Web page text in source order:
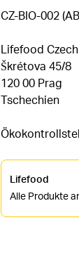
CZ-BIO-002
Lifefood
Škrétova 45/8
120 00 Prag
Tschechien
Lifefood
Alle Produkte